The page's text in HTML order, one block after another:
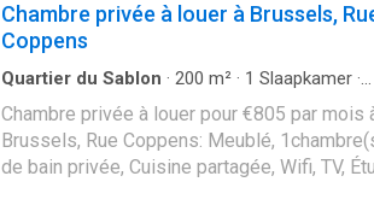
Chambre privée à louer à Brussels,
Coppens
Quartier du Sablon · 200 m² · 1 Slaapkamer ·
Chambre privée à louer pour €805 par mois
Brussels, Rue Coppens: Meublé,
de bain privée, Cuisine partagée, Wifi, TV,